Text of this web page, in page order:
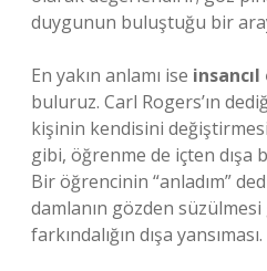
duygunun buluştuğu bir
En yakın anlamı ise
buluruz. Carl Rogers’ın
kişinin kendisini
gibi, öğrenme de içten dışa
Bir öğrencinin “anladım”
damlanın gözden
farkındalığın dışa yansıması.